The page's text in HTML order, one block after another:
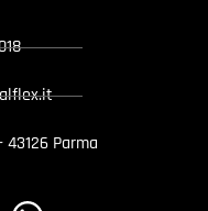
Parma